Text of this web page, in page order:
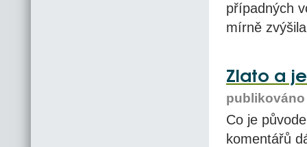
případných
mírně
Zlato a
publikováno
Co je
komentářů